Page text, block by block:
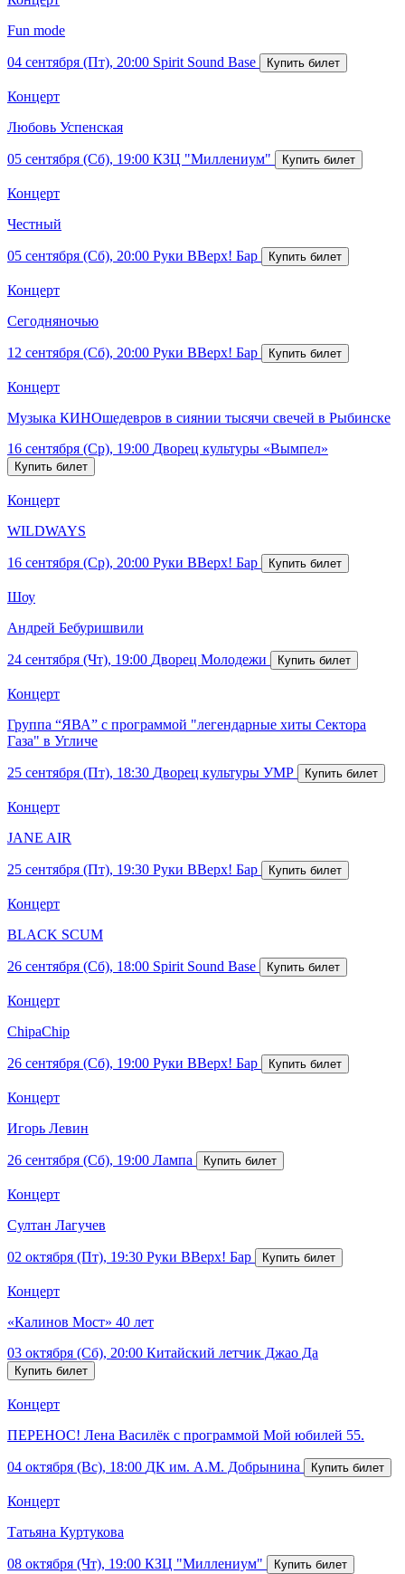
Fun mode
04 сентября (Пт), 20:00 Spirit Sound Base
Концерт
Любовь Успенская
05 сентября (Сб), 19:00 КЗЦ "Миллениум"
Концерт
Честный
05 сентября (Сб), 20:00 Руки ВВерх! Бар
Концерт
Сегодняночью
12 сентября (Сб), 20:00 Руки ВВерх! Бар
Концерт
Музыка КИНОшедевров в сиянии тысячи свечей в Рыбинске
16 сентября (Ср), 19:00 Дворец культуры «Вымпел»
Концерт
WILDWAYS
16 сентября (Ср), 20:00 Руки ВВерх! Бар
Шоу
Андрей Бебуришвили
24 сентября (Чт), 19:00 Дворец Молодежи
Концерт
Группа “ЯВА” с программой "легендарные хиты Сектора
Газа" в Угличе
25 сентября (Пт), 18:30 Дворец культуры УМР
Концерт
JANE AIR
25 сентября (Пт), 19:30 Руки ВВерх! Бар
Концерт
BLACK SCUM
26 сентября (Сб), 18:00 Spirit Sound Base
Концерт
ChipaChip
26 сентября (Сб), 19:00 Руки ВВерх! Бар
Концерт
Игорь Левин
26 сентября (Сб), 19:00 Лампа
Концерт
Султан Лагучев
02 октября (Пт), 19:30 Руки ВВерх! Бар
Концерт
«Калинов Мост» 40 лет
03 октября (Сб), 20:00 Китайский летчик Джао Да
Концерт
ПЕРЕНОС! Лена Василёк с программой Мой юбилей 55.
04 октября (Вс), 18:00 ДК им. А.М. Добрынина
Концерт
Татьяна Куртукова
08 октября (Чт), 19:00 КЗЦ "Миллениум"